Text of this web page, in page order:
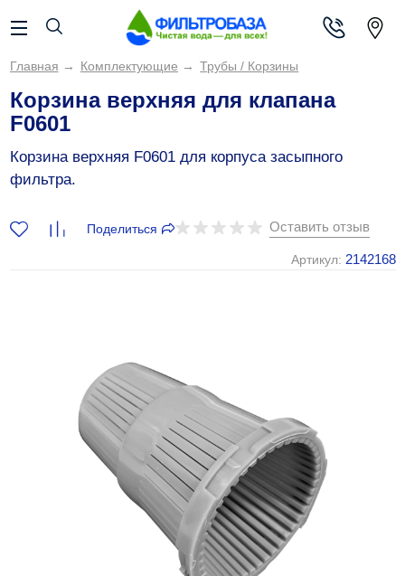
Главная → Комплектующие → Трубы / Корзины
Корзина верхняя для клапана
F0601
Корзина верхняя F0601 для корпуса засыпного
фильтра.
Оставить отзыв
Артикул: 2142168
Поделиться